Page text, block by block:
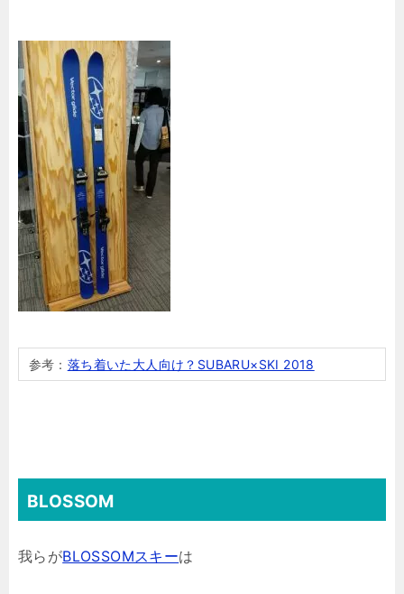
参考： 落ち着いた大人向け？SUBARU×SKI 2018
BLOSSOM
我らがBLOSSOMスキーは